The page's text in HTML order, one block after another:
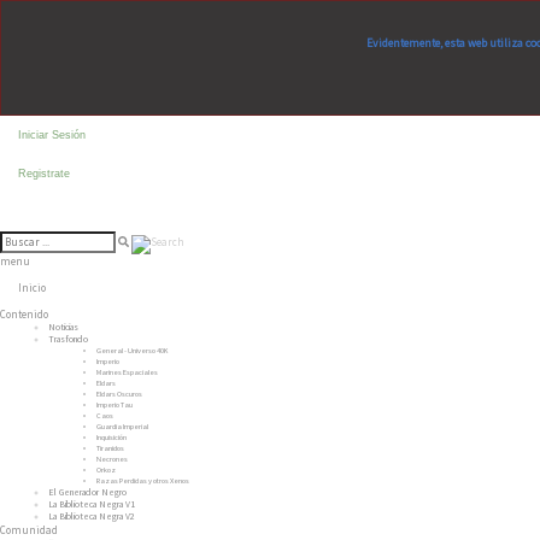
Evidentemente, esta web utiliza
Iniciar Sesión
Registrate
menu
Inicio
Contenido
Noticias
Trasfondo
General - Universo 40K
Imperio
Marines Espaciales
Eldars
Eldars Oscuros
Imperio Tau
Caos
Guardia Imperial
Inquisición
Tiranidos
Necrones
Orkoz
Razas Perdidas y otros Xenos
El Generador Negro
La Biblioteca Negra V1
La Biblioteca Negra V2
Comunidad